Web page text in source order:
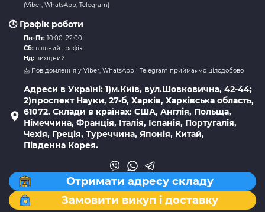
(Viber, WhatsApp, Telegram)
🕒 Графік роботи
Пн–Пт: 10:00–22:00
Сб: вільний графік
Нд: вихідний
📩 Повідомлення у Viber, WhatsApp і Telegram приймаємо цілодобово
Адреси в Україні: 1)м.Київ, вул.Шовковична, 42-44;
2)проспект Науки, 27-б, Харків, Харківська область,
61072. Склади в країнах: США, Англія, Польща,
Німеччина, Франція, Італія, Іспанія, Португалія,
Чехія, Греція, Туреччина, Японія, Китай,
Південна Корея.
Отримати адресу складу
Замовити викуп і доставку